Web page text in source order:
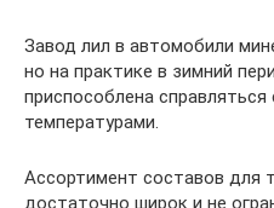
Завод лил в автомобили
но на практике в зимний
приспособлена справляться
температурами.
Ассортимент составов для
достаточно широк и не